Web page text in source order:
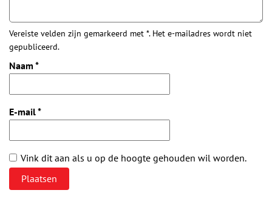
Vereiste velden zijn gemarkeerd met *. Het e-mailadres wordt niet
gepubliceerd.
Naam *
E-mail*
Vink dit aan als u op de hoogte gehouden wil worden.